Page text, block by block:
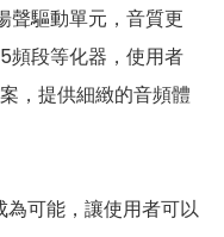
聲驅動單元，音質更
頻段等化器，使用者
，提供細緻的音頻體
可能，讓使用者可以